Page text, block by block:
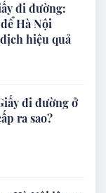
đi đường:
Hà Nội
hiệu quả
đi đường ở
ra sao?